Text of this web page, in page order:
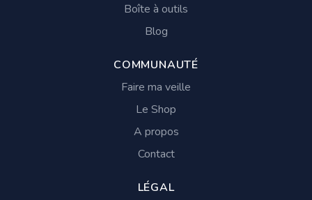
Boîte à outils
Blog
COMMUNAUTÉ
Faire ma veille
Le Shop
A propos
Contact
LÉGAL